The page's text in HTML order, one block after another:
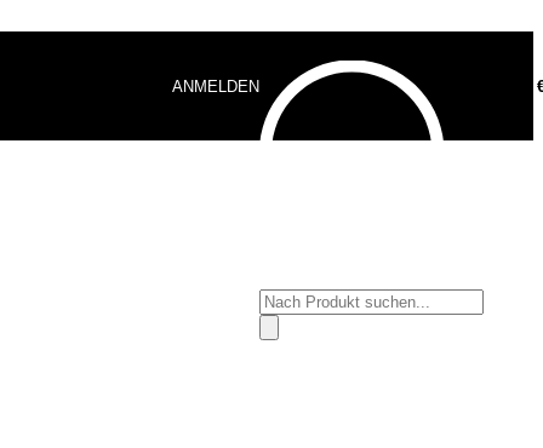
ANMELDEN
Products
search